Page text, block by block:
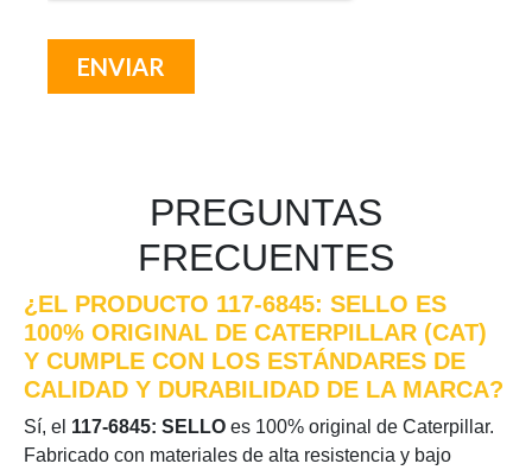
PREGUNTAS
FRECUENTES
¿EL PRODUCTO 117-6845: SELLO ES
100% ORIGINAL DE CATERPILLAR (CAT)
Y CUMPLE CON LOS ESTÁNDARES DE
CALIDAD Y DURABILIDAD DE LA MARCA?
Sí, el 117-6845: SELLO es 100% original de Caterpillar.
Fabricado con materiales de alta resistencia y bajo